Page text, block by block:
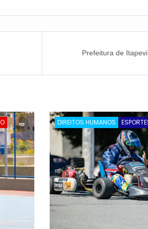
Prefeitura de
DIREITOS HUMANOS